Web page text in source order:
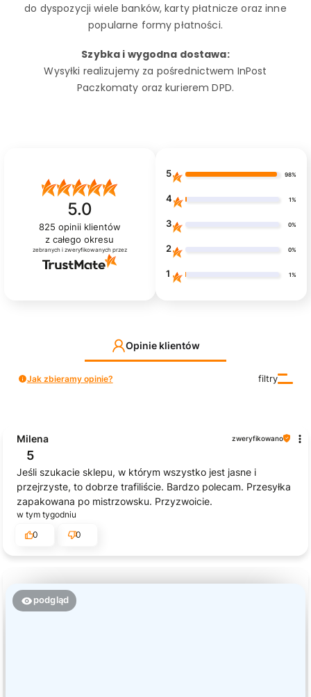
do dyspozycji wiele banków, karty płatnicze oraz inne
popularne formy płatności.
Szybka i wygodna dostawa:
Wysyłki realizujemy za pośrednictwem InPost
Paczkomaty oraz kurierem DPD.
5.0
825 opinii klientów
z całego okresu
zebranych i zweryfikowanych przez
5 98%
4 1%
3 0%
2 0%
1 1%
Opinie klientów
filtry
Jak zbieramy opinie?
Milena zweryfikowano
5
Jeśli szukacie sklepu, w którym wszystko jest jasne i
przejrzyste, to dobrze trafiliście. Bardzo polecam. Przesyłka
zapakowana po mistrzowsku. Przyzwoicie.
w tym tygodniu
0
0
podgląd